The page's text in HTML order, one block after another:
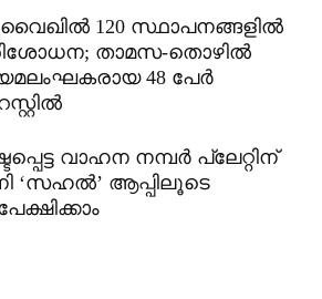
120 സ്ഥാപനങ്ങളിൽ
താമസ-തൊഴിൽ
48 പേർ
വാഹന നമ്പർ പ്ലേറ്റിന്
‘സഹൽ’ ആപ്പിലൂടെ